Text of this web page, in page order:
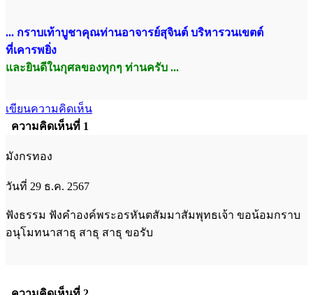
... กราบเท้าบูชาคุณท่านอาจารย์สุจินต์ บริหารวนเขตต์
ที่เคารพยิ่ง
และยินดีในกุศลของทุกๆ ท่านครับ ...
เขียนความคิดเห็น
ความคิดเห็นที่ 1
มังกรทอง
วันที่ 29 ธ.ค. 2567
ฟังธรรม ฟังคำองค์พระอรหันตสัมมาสัมพุทธเจ้า ขอน้อมกราบ
อนุโมทนาสาธุ สาธุ สาธุ ขอรับ